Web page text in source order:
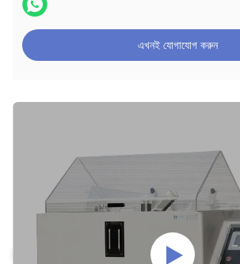
এখনই যোগাযোগ করুন